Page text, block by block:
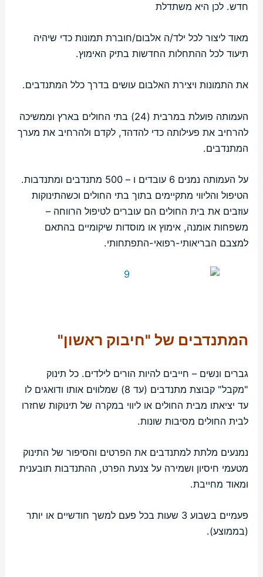
חדש. לכן היא משתדלת
מאוד ליצור לכל ילד/ה אלבום/חוברת תמונות כדי שיהיה
תיעוד לכל ההתחלות החדשות בתיק האימוץ.
את התמונות ויצירת האלבום עושים בדרך כלל המתנדבים.
העמותה פועלת במרבית (24) בתי החולים בארץ וממשיכה
להרחיב את פעילותה כדי להדהד, לקדם ולהרחיב את מערך
המתנדבים.
על העמותה נמנים 6 עובדים ו – 500 מתנדבים ומתנדבות.
הטיפול והליווי מתקיימים בתוך בתי החולים וכשהתינוקות
עוזבים את בית החולים הם עוברים לטיפול הרווחה –
משפחות אומנה, אימוץ או מוסדות שיקומיים בהתאם
למצבם הבריאותי-רפואי-התפתחותי.
המתנדבים של "חיבוק ראשון"
גברים ונשים – חייבים להיות הורים לילדים. כל תינוק
"מקבל" קבוצת מתנדבים (עד 8) שמלווים אותו ודואגים לו
עד יציאתו מבית החולים או ליווי במקרה של תינוקות שחזרו
לבית החולים מסיבות שונות.
נמנעים מלתת למתנדבים את הפרטים והסיפור של התינוק
מטעמי חיסיון ושמירה על צנעת הפרט, ההתנדבות תובענית
ומאוד מחייבת.
פעמיים בשבוע 3 שעות בכל פעם למשך חודשיים או יותר
(בממוצע).